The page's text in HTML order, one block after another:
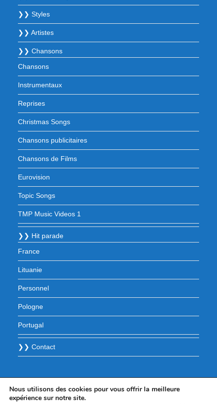
❯❯ Styles
❯❯ Artistes
❯❯ Chansons
Chansons
Instrumentaux
Reprises
Christmas Songs
Chansons publicitaires
Chansons de Films
Eurovision
Topic Songs
TMP Music Videos 1
❯❯ Hit parade
France
Lituanie
Personnel
Pologne
Portugal
❯❯ Contact
Nous utilisons des cookies pour vous offrir la meilleure
expérience sur notre site.